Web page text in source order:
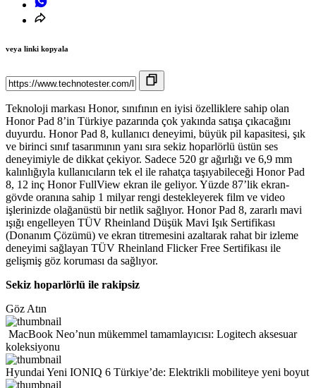
veya linki kopyala
Teknoloji markası Honor, sınıfının en iyisi özelliklere sahip olan
Honor Pad 8’in Türkiye pazarında çok yakında satışa çıkacağını
duyurdu. Honor Pad 8, kullanıcı deneyimi, büyük pil kapasitesi, şık
ve birinci sınıf tasarımının yanı sıra sekiz hoparlörlü üstün ses
deneyimiyle de dikkat çekiyor. Sadece 520 gr ağırlığı ve 6,9 mm
kalınlığıyla kullanıcıların tek el ile rahatça taşıyabileceği Honor Pad
8, 12 inç Honor FullView ekran ile geliyor. Yüzde 87’lik ekran-
gövde oranına sahip 1 milyar rengi destekleyerek film ve video
işlerinizde olağanüstü bir netlik sağlıyor. Honor Pad 8, zararlı mavi
ışığı engelleyen TÜV Rheinland Düşük Mavi Işık Sertifikası
(Donanım Çözümü) ve ekran titremesini azaltarak rahat bir izleme
deneyimi sağlayan TÜV Rheinland Flicker Free Sertifikası ile
gelişmiş göz koruması da sağlıyor.
Sekiz hoparlörlü ile rakipsiz
Göz Atın
MacBook Neo’nun mükemmel tamamlayıcısı: Logitech aksesuar
koleksiyonu
Hyundai Yeni IONIQ 6 Türkiye’de: Elektrikli mobiliteye yeni boyut